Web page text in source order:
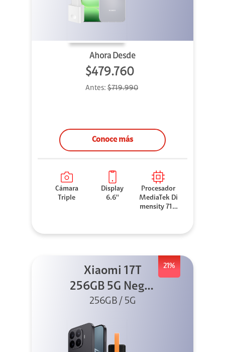
Ahora Desde
$479.760
Antes: $719.990
Conoce más
Cámara
Triple
Display
6.6''
Procesador
MediaTek Di
mensity 710
21%
Xiaomi 17T
256GB 5G Negro
+ Sound
256GB / 5G